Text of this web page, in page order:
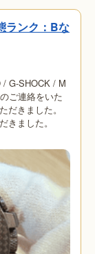
ランク：Bな
/ G-SHOCK / M
ご連絡をいた
だきました。
きました。